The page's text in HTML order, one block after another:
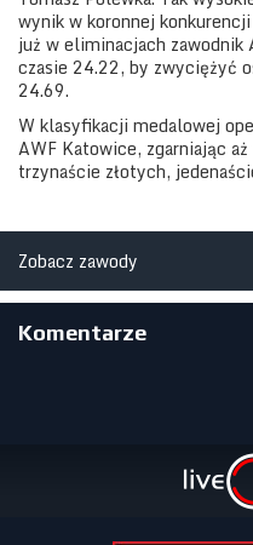
wynik w koronnej
już w eliminacjach zawodnik
czasie 24.22, by zwyciężyć
24.69.
W klasyfikacji medalowej
AWF Katowice, zgarniając
trzynaście złotych,
Zobacz zawody
Komentarze